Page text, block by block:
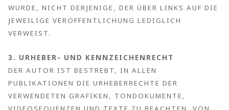
RDE, NICHT DERJENIGE, DER ÜBER LINKS AUF DIE JE
WEILIGE VERÖFFENTLICHUNG LEDIGLICH VE
RWEIST.
3. URHEBER- UND KENNZEICHENRECHT
DER AUTOR IST BESTREBT, IN ALLEN
PUBLIKATIONEN DIE URHEBERRECHTE DER
VERWENDETEN GRAFIKEN, TONDOKUMENTE,